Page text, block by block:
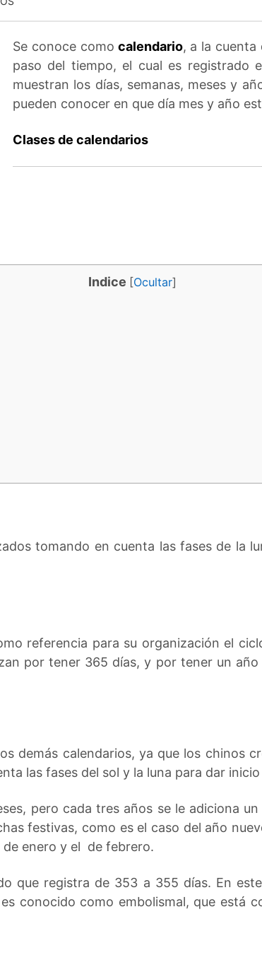
Se conoce como calendario, a la cuenta
paso del tiempo, el cual es registrado
muestran los días, semanas, meses y
pueden conocer en que día mes y año
Clases de calendarios
Indice [Ocultar]
tomando en cuenta las fases de la
referencia para su organización el
por tener 365 días, y por tener un
demás calendarios, ya que los chinos
las fases del sol y la luna para dar
pero cada tres años se le adiciona
festivas, como es el caso del año
de enero y el de febrero.
que registra de 353 a 355 días. En
conocido como embolismal, que está